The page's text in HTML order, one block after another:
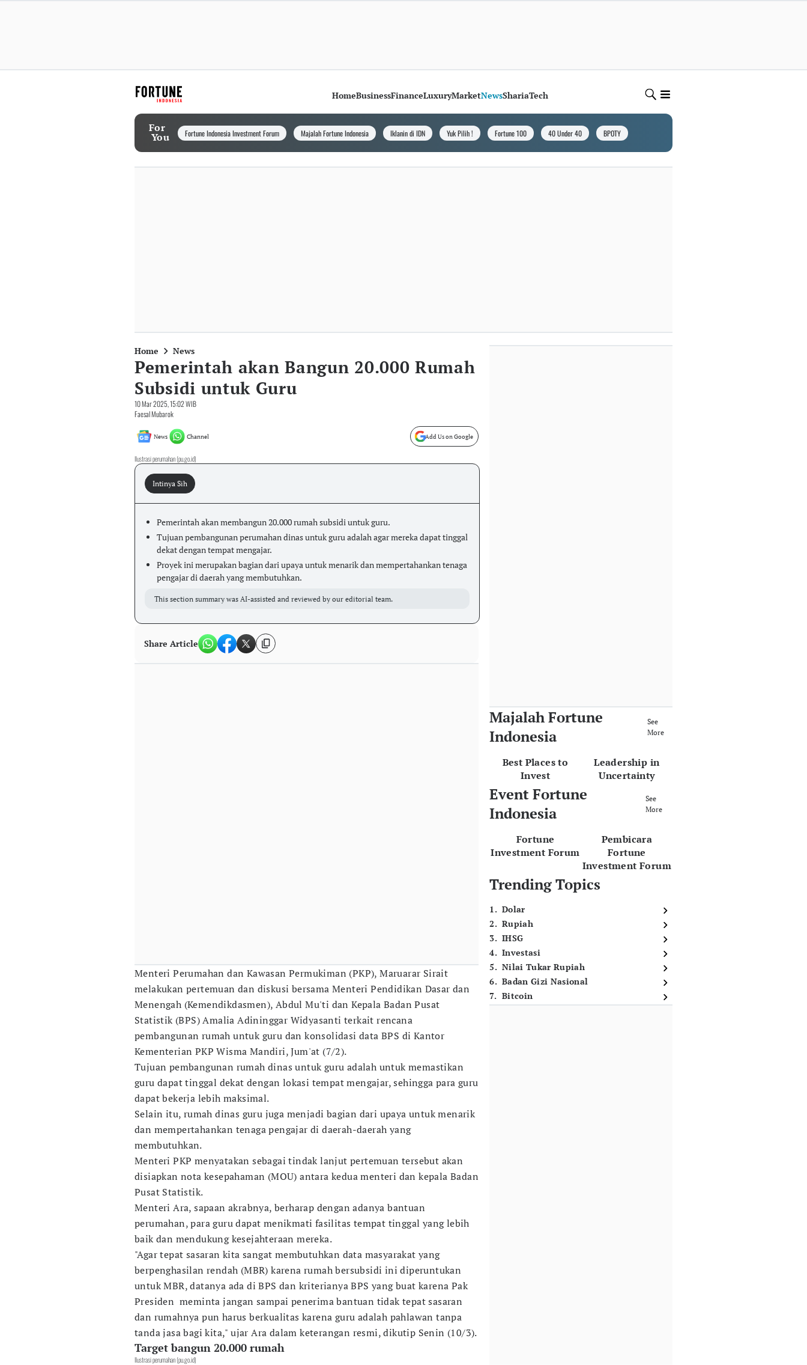
HomeBusinessFinanceLuxuryMarketNewsShariaTech
For
You Fortune Indonesia Investment Forum Majalah Fortune Indonesia Iklanin di IDN Yuk Pilih ! Fortune 100 40 Under 40 BPOTY
Home News
Pemerintah akan Bangun 20.000 Rumah
Subsidi untuk Guru
10 Mar 2025, 15:02 WIB
Faesal Mubarok
News Channel Add Us on Google
Ilustrasi perumahan (pu.go.id)
Intinya Sih
Pemerintah akan membangun 20.000 rumah subsidi untuk guru.
Tujuan pembangunan perumahan dinas untuk guru adalah agar mereka dapat tinggal
dekat dengan tempat mengajar.
Proyek ini merupakan bagian dari upaya untuk menarik dan mempertahankan tenaga
pengajar di daerah yang membutuhkan.
This section summary was AI-assisted and reviewed by our editorial team.
Share Article
Menteri Perumahan dan Kawasan Permukiman (PKP), Maruarar Sirait
melakukan pertemuan dan diskusi bersama Menteri Pendidikan Dasar dan
Menengah (Kemendikdasmen), Abdul Mu'ti dan Kepala Badan Pusat
Statistik (BPS) Amalia Adininggar Widyasanti terkait rencana
pembangunan rumah untuk guru dan konsolidasi data BPS di Kantor
Kementerian PKP Wisma Mandiri, Jum'at (7/2).
Tujuan pembangunan rumah dinas untuk guru adalah untuk memastikan
guru dapat tinggal dekat dengan lokasi tempat mengajar, sehingga para guru
dapat bekerja lebih maksimal.
Selain itu, rumah dinas guru juga menjadi bagian dari upaya untuk menarik
dan mempertahankan tenaga pengajar di daerah-daerah yang
membutuhkan.
Menteri PKP menyatakan sebagai tindak lanjut pertemuan tersebut akan
disiapkan nota kesepahaman (MOU) antara kedua menteri dan kepala Badan
Pusat Statistik.
Menteri Ara, sapaan akrabnya, berharap dengan adanya bantuan
perumahan, para guru dapat menikmati fasilitas tempat tinggal yang lebih
baik dan mendukung kesejahteraan mereka.
"Agar tepat sasaran kita sangat membutuhkan data masyarakat yang
berpenghasilan rendah (MBR) karena rumah bersubsidi ini diperuntukan
untuk MBR, datanya ada di BPS dan kriterianya BPS yang buat karena Pak
Presiden meminta jangan sampai penerima bantuan tidak tepat sasaran
dan rumahnya pun harus berkualitas karena guru adalah pahlawan tanpa
tanda jasa bagi kita," ujar Ara dalam keterangan resmi, dikutip Senin (10/3).
Target bangun 20.000 rumah
Ilustrasi perumahan (pu.go.id)
Majalah Fortune
Indonesia
See
More
Best Places to
Invest
Leadership in
Uncertainty
Event Fortune
Indonesia
See
More
Fortune
Investment Forum
Pembicara
Fortune
Investment Forum
Trending Topics
1. Dolar
2. Rupiah
3. IHSG
4. Investasi
5. Nilai Tukar Rupiah
6. Badan Gizi Nasional
7. Bitcoin